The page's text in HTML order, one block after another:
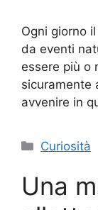
Ogni giorno
da eventi
essere più o
sicuramente
avvenire in
Categorie
Curiosità
Una